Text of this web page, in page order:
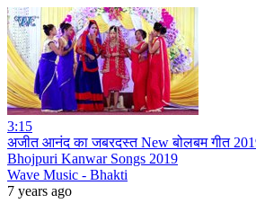
3:15
अजीत आनंद का जबरदस्त New बोलबम गीत
Bhojpuri Kanwar Songs 2019
Wave Music - Bhakti
7 years ago